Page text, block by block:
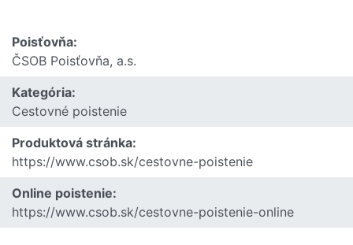
Poisťovňa:
ČSOB Poisťovňa, a.s.
Kategória:
Cestovné poistenie
Produktová stránka:
https://www.csob.sk/cestovne-poistenie
Online poistenie:
https://www.csob.sk/cestovne-poistenie-online